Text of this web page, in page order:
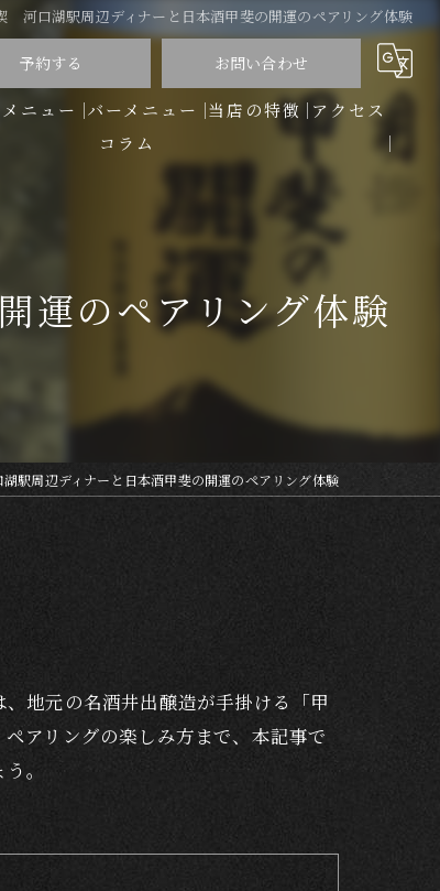
河口湖駅周辺ディナーと日本酒甲斐の開運のペアリング体験
予約する お問い合わせ
ニュー バーメニュー 当店の特徴
コース
ワイン
アクセス
コラム
運のペアリング体験
駅周辺ディナーと日本酒甲斐の開運のペアリング体験
地元の名酒井出醸造が手掛ける「甲
アリングの楽しみ方まで、本記事で
。